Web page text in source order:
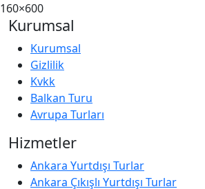
160×600
Kurumsal
Kurumsal
Gizlilik
Kvkk
Balkan Turu
Avrupa Turları
Hizmetler
Ankara Yurtdışı Turlar
Ankara Çıkışlı Yurtdışı Turlar